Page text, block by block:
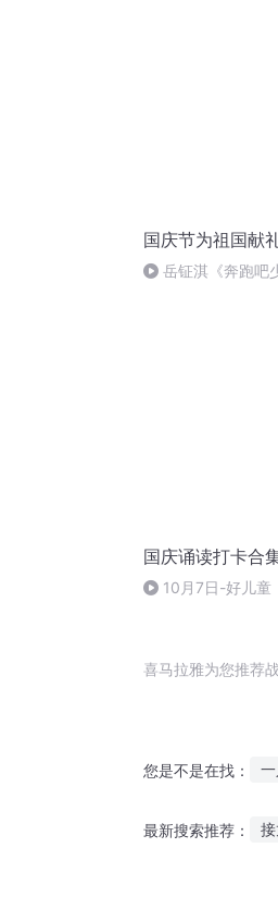
国庆节为祖国献
岳钲淇《奔跑吧
国庆诵读打卡合
10月7日-好儿童
喜马拉雅为您推荐
您是不是在找：
最新搜索推荐：